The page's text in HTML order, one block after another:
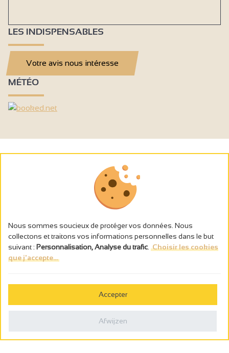
LES INDISPENSABLES
Votre avis nous intéresse
MÉTÉO
L’abus d’alcool est dangereux pour la santé, à consommer avec
Politique de confidentialité
Nous sommes soucieux de protéger vos données. Nous
collectons et traitons vos informations personnelles dans le but
suivant : Personnalisation, Analyse du trafic Choisir les cookies
que j'accepte...
Accepter
Afwijzen